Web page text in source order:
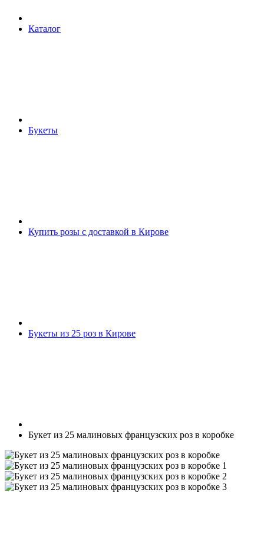
Каталог
Букеты
Купить розы с доставкой в Кирове
Букеты из 25 роз в Кирове
Букет из 25 малиновых французских роз в коробке